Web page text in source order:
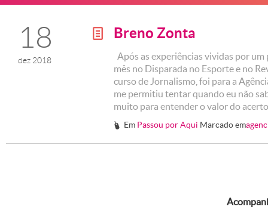
18
dez 2018
g Breno Zonta
Após as experiências vividas por
mês no Disparada no Esporte e no
curso de Jornalismo, foi para a
me permitiu tentar quando eu não
muito para entender o valor do
# Em Passou por Aqui Marcado em